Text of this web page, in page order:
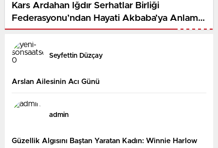
Kars Ardahan Iğdır Serhatlar Birliği
Federasyonu’ndan Hayati Akbaba’ya Anlamlı
Ziyaret
Seyfettin Düzçay
Arslan Ailesinin Acı Günü
admin
Güzellik Algısını Baştan Yaratan Kadın: Winnie Harlow